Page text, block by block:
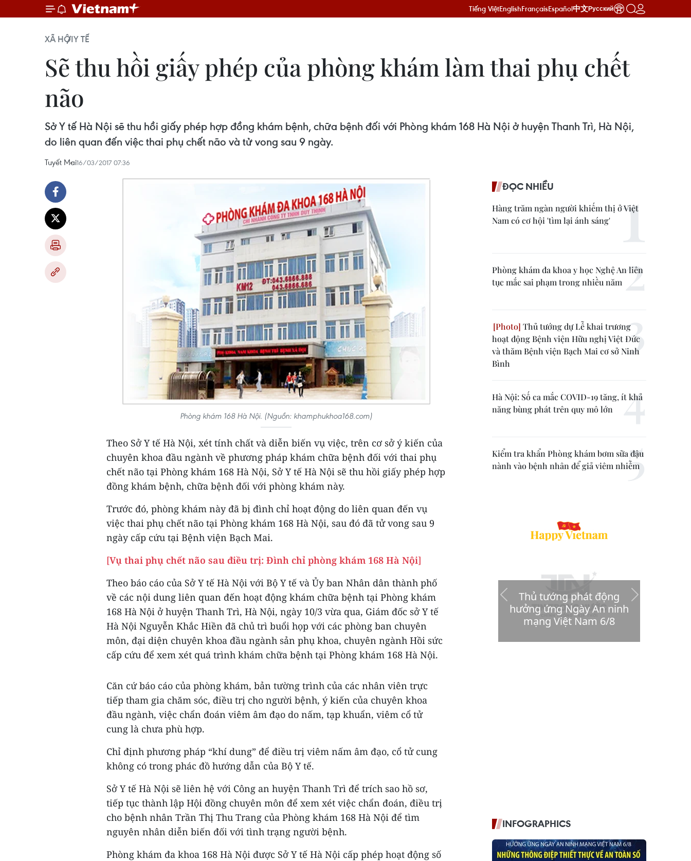
Tiếng ViệtEnglishFrançaisEspañol中文Русский
XÃ HỘIY TẾ
Sẽ thu hồi giấy phép của phòng khám làm thai phụ chết
não
Sở Y tế Hà Nội sẽ thu hồi giấy phép hợp đồng khám bệnh, chữa bệnh đối với Phòng khám 168 Hà Nội ở huyện Thanh Trì, Hà Nội,
do liên quan đến việc thai phụ chết não và tử vong sau 9 ngày.
Tuyết Mai16/03/2017 07:36
Phòng khám 168 Hà Nội. (Nguồn: khamphukhoa168.com)
Theo Sở Y tế Hà Nội, xét tính chất và diễn biến vụ việc, trên cơ sở ý kiến của
chuyên khoa đầu ngành về phương pháp khám chữa bệnh đối với thai phụ
chết não tại Phòng khám 168 Hà Nội, Sở Y tế Hà Nội sẽ thu hồi giấy phép hợp
đồng khám bệnh, chữa bệnh đối với phòng khám này.
Trước đó, phòng khám này đã bị đình chỉ hoạt động do liên quan đến vụ
việc thai phụ chết não tại Phòng khám 168 Hà Nội, sau đó đã tử vong sau 9
ngày cấp cứu tại Bệnh viện Bạch Mai.
[Vụ thai phụ chết não sau điều trị: Đình chỉ phòng khám 168 Hà Nội]
Theo báo cáo của Sở Y tế Hà Nội với Bộ Y tế và Ủy ban Nhân dân thành phố
về các nội dung liên quan đến hoạt động khám chữa bệnh tại Phòng khám
168 Hà Nội ở huyện Thanh Trì, Hà Nội, ngày 10/3 vừa qua, Giám đốc sở Y tế
Hà Nội Nguyễn Khắc Hiền đã chủ trì buổi họp với các phòng ban chuyên
môn, đại diện chuyên khoa đầu ngành sản phụ khoa, chuyên ngành Hồi sức
cấp cứu để xem xét quá trình khám chữa bệnh tại Phòng khám 168 Hà Nội.
Căn cứ báo cáo của phòng khám, bản tường trình của các nhân viên trực
tiếp tham gia chăm sóc, điều trị cho người bệnh, ý kiến của chuyên khoa
đầu ngành, việc chẩn đoán viêm âm đạo do nấm, tạp khuẩn, viêm cổ tử
cung là chưa phù hợp.
Chỉ định phương pháp “khí dung” để điều trị viêm nấm âm đạo, cổ tử cung
không có trong phác đồ hướng dẫn của Bộ Y tế.
Sở Y tế Hà Nội sẽ liên hệ với Công an huyện Thanh Trì để trích sao hồ sơ,
tiếp tục thành lập Hội đồng chuyên môn để xem xét việc chẩn đoán, điều trị
cho bệnh nhân Trần Thị Thu Trang của Phòng khám 168 Hà Nội để tìm
nguyên nhân diễn biến đối với tình trạng người bệnh.
Phòng khám đa khoa 168 Hà Nội được Sở Y tế Hà Nội cấp phép hoạt động số
ĐỌC NHIỀU
Hàng trăm ngàn người khiếm thị ở Việt
Nam có cơ hội 'tìm lại ánh sáng'
Phòng khám đa khoa y học Nghệ An liên
tục mắc sai phạm trong nhiều năm
Thủ tướng dự Lễ khai trương
hoạt động Bệnh viện Hữu nghị Việt Đức
và thăm Bệnh viện Bạch Mai cơ sở Ninh
Bình
Hà Nội: Số ca mắc COVID-19 tăng, ít khả
năng bùng phát trên quy mô lớn
Kiểm tra khẩn Phòng khám bơm sữa đậu
nành vào bệnh nhân để giả viêm nhiễm
INFOGRAPHICS